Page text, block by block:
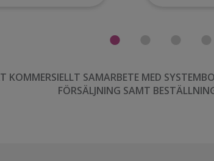
KOMMERSIELLT SAMARBETE MED
FÖRSÄLJNING SAMT